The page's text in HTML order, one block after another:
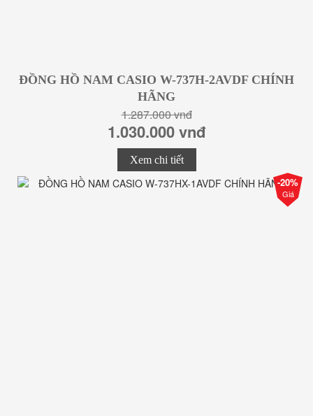
ĐỒNG HỒ NAM CASIO W-737H-2AVDF CHÍNH
HÃNG
1.287.000 vnđ
1.030.000 vnđ
Xem chi tiết
-20%
Giá